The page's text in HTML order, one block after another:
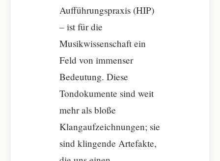
Aufführungspraxis (HIP)
– ist für die
Musikwissenschaft ein
Feld von immenser
Bedeutung. Diese
Tondokumente sind weit
mehr als bloße
Klangaufzeichnungen; sie
sind klingende Artefakte,